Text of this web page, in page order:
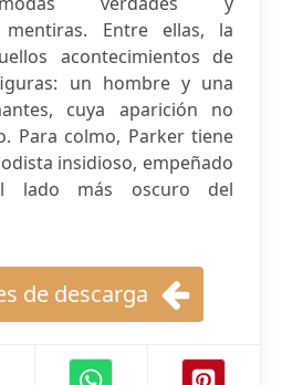
mentiras. Entre ellas, la
acontecimientos de
un hombre y una
cuya aparición no
Para colmo, Parker tiene
insidioso, empeñado
lado más oscuro del
de descarga